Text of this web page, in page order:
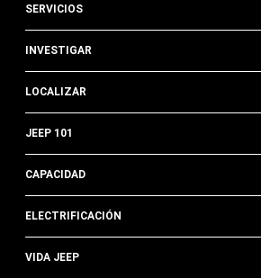
SERVICIOS
INVESTIGAR
LOCALIZAR
JEEP 101
CAPACIDAD
ELECTRIFICACIÓN
VIDA JEEP